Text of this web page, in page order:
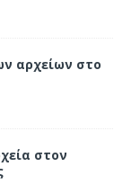
αρχείων στο
στον